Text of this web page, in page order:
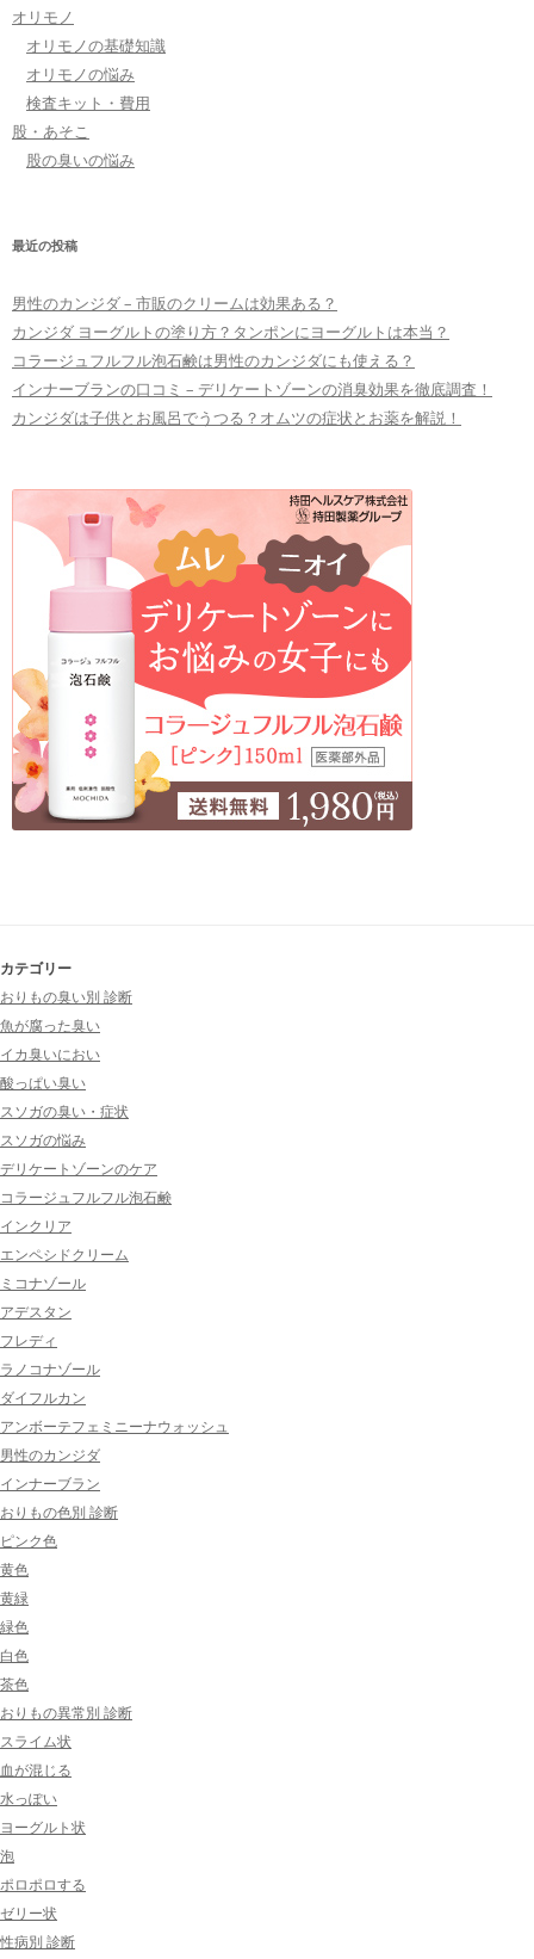
オリモノ
オリモノの基礎知識
オリモノの悩み
検査キット・費用
股・あそこ
股の臭いの悩み
最近の投稿
男性のカンジダ – 市販のクリームは効果ある？
カンジダ ヨーグルトの塗り方？タンポンにヨーグルトは本当？
コラージュフルフル泡石鹸は男性のカンジダにも使える？
インナーブランの口コミ – デリケートゾーンの消臭効果を徹底調査！
カンジダは子供とお風呂でうつる？オムツの症状とお薬を解説！
カテゴリー
おりもの臭い別 診断
魚が腐った臭い
イカ臭いにおい
酸っぱい臭い
スソガの臭い・症状
スソガの悩み
デリケートゾーンのケア
コラージュフルフル泡石鹸
インクリア
エンペシドクリーム
ミコナゾール
アデスタン
フレディ
ラノコナゾール
ダイフルカン
アンボーテフェミニーナウォッシュ
男性のカンジダ
インナーブラン
おりもの色別 診断
ピンク色
黄色
黄緑
緑色
白色
茶色
おりもの異常別 診断
スライム状
血が混じる
水っぽい
ヨーグルト状
泡
ポロポロする
ゼリー状
性病別 診断